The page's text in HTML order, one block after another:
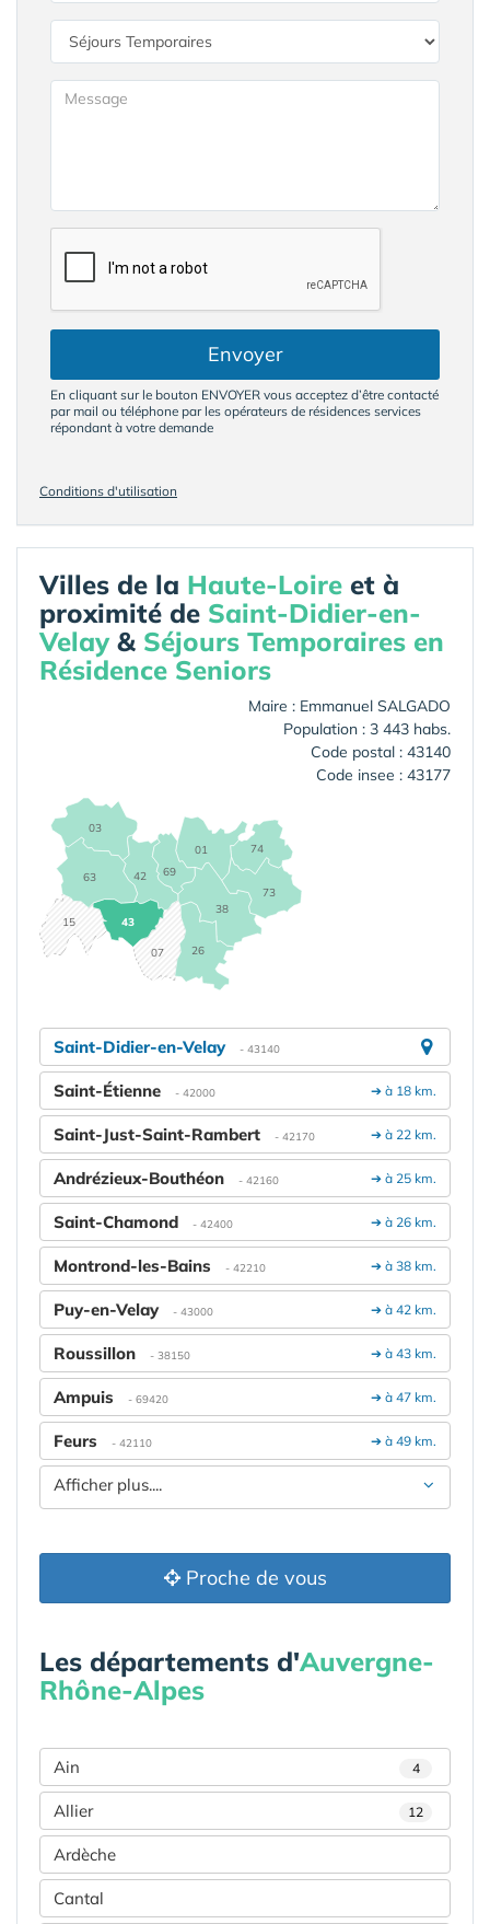
Envoyer
En cliquant sur le bouton ENVOYER vous acceptez d’être contacté
par mail ou téléphone par les opérateurs de résidences services
répondant à votre demande
Conditions d'utilisation
Villes de la Haute-Loire et à
proximité de Saint-Didier-en-
Velay& Séjours Temporaires en
Résidence Seniors
Maire : Emmanuel SALGADO
Population : 3 443 habs.
Code postal : 43140
Code insee : 43177
01
03
07
15
26
38
42
43
63
69
73
74
Saint-Didier-en-Velay - 43140
➔ à 18 km.
Saint-Étienne - 42000
➔ à 22 km.
Saint-Just-Saint-Rambert - 42170
➔ à 25 km.
Andrézieux-Bouthéon - 42160
➔ à 26 km.
Saint-Chamond - 42400
➔ à 38 km.
Montrond-les-Bains - 42210
➔ à 42 km.
Puy-en-Velay - 43000
➔ à 43 km.
Roussillon - 38150
➔ à 47 km.
Ampuis - 69420
➔ à 49 km.
Feurs - 42110
Afficher plus....
Proche de vous
Les départements d'Auvergne-
Rhône-Alpes
Ain 4
Allier 12
Ardèche
Cantal